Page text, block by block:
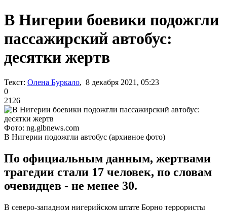
В Нигерии боевики подожгли
пассажирский автобус:
десятки жертв
Текст: Олена Буркало, 8 декабря 2021, 05:23
0
2126
Фото: ng.glbnews.com
В Нигерии подожгли автобус (архивное фото)
По официальным данным, жертвами
трагедии стали 17 человек, по словам
очевидцев - не менее 30.
В северо-западном нигерийском штате Борно террористы